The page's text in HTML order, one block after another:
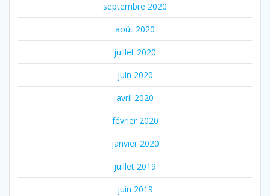
septembre 2020
août 2020
juillet 2020
juin 2020
avril 2020
février 2020
janvier 2020
juillet 2019
juin 2019